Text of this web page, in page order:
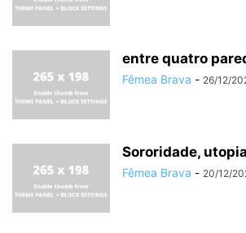
entre quatro
Fêmea Brava - 26/12/
Sororidade,
Fêmea Brava - 20/12/